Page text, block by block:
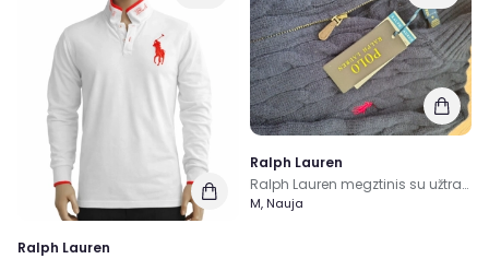
Ralph Lauren
Ralph Lauren
Ralph Lauren megztinis su užtrauktuku
M, Nauja